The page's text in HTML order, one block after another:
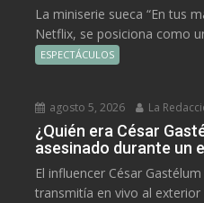
La miniserie sueca “En tus
Netflix, se posiciona como
ESPECTÁCULOS
agosto 5, 2026 La
¿Quién era César
asesinado durante un
El influencer César
transmitía en vivo al